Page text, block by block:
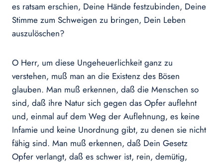
es ratsam erschien, Deine Hände festzubinden, Deine
Stimme zum Schweigen zu bringen, Dein Leben
auszulöschen?
O Herr, um diese Ungeheuerlichkeit ganz zu
verstehen, muß man an die Existenz des Bösen
glauben. Man muß erkennen, daß die Menschen so
sind, daß ihre Natur sich gegen das Opfer auflehnt
und, einmal auf dem Weg der Auflehnung, es keine
Infamie und keine Unordnung gibt, zu denen sie nicht
fähig sind. Man muß erkennen, daß Dein Gesetz
Opfer verlangt, daß es schwer ist, rein, demütig,